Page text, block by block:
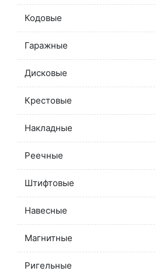
Кодовые
Гаражные
Дисковые
Крестовые
Накладные
Реечные
Штифтовые
Навесные
Магнитные
Ригельные